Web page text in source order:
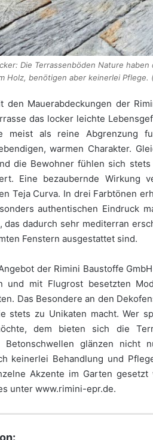
Die Terrassenböden Nature
Holz, benötigen aber keinerlei Pflege.
den Mauerabdeckungen der
das locker leichte
meist als reine Abgrenzung
warmen Charakter.
die Bewohner fühlen sich
Eine bezaubernde Wirkung
Teja Curva. In drei Farbtönen
authentischen Eindruck
das dadurch sehr mediterran
Fenstern ausgestattet sind.
der Rimini Baustoffe
und mit Flugrost besetzten
Das Besondere an den
stets zu Unikaten macht. Wer
dem bieten sich die
Betonschwellen glänzen nicht
keinerlei Behandlung und
Akzente im Garten
unter www.rimini-epr.de.